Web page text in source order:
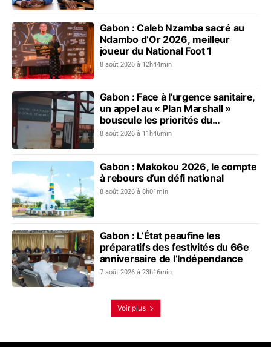
Gabon : Caleb Nzamba sacré au
Ndambo d’Or 2026, meilleur
joueur du National Foot 1
8 août 2026 à 12h44min
Gabon : Face à l’urgence sanitaire,
un appel au « Plan Marshall »
bouscule les priorités du
gouvernement
8 août 2026 à 11h46min
Gabon : Makokou 2026, le compte
à rebours d’un défi national
8 août 2026 à 8h01min
Gabon : L’État peaufine les
préparatifs des festivités du 66e
anniversaire de l’Indépendance
7 août 2026 à 23h16min
Voir plus